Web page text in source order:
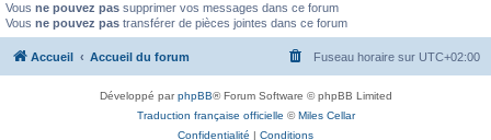
Vous ne pouvez pas supprimer vos messages dans ce forum
Vous ne pouvez pas transférer de pièces jointes dans ce forum
Accueil Accueil du forum Fuseau horaire sur UTC+02:00
Développé parphpBB® Forum Software © phpBB Limited
Traduction française officielle ©Miles Cellar
Confidentialité | Conditions